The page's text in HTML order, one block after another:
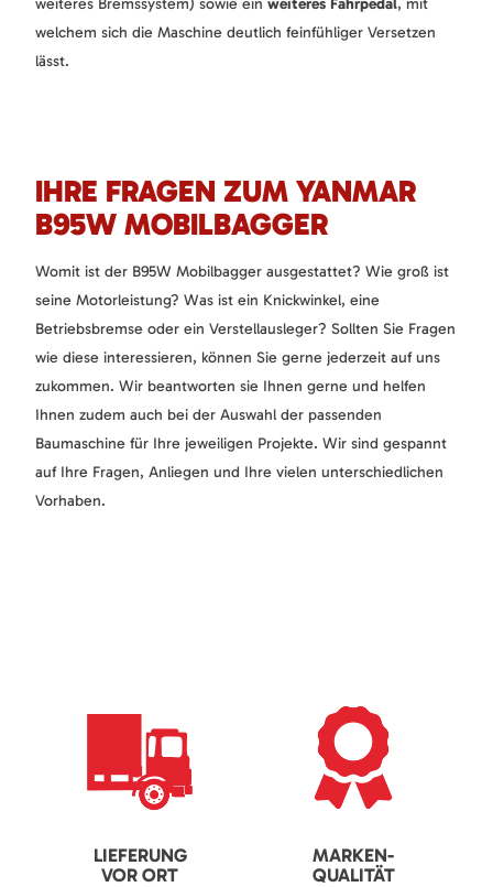
welchem sich die Maschine deutlich feinfühliger Versetzen
lässt.
IHRE FRAGEN ZUM YANMAR
B95W MOBILBAGGER
Womit ist der B95W Mobilbagger ausgestattet? Wie groß ist
seine Motorleistung? Was ist ein Knickwinkel, eine
Betriebsbremse oder ein Verstellausleger? Sollten Sie Fragen
wie diese interessieren, können Sie gerne jederzeit auf uns
zukommen. Wir beantworten sie Ihnen gerne und helfen
Ihnen zudem auch bei der Auswahl der passenden
Baumaschine für Ihre jeweiligen Projekte. Wir sind gespannt
auf Ihre Fragen, Anliegen und Ihre vielen unterschiedlichen
Vorhaben.
LIEFERUNG
VOR ORT
MARKEN-
QUALITÄT